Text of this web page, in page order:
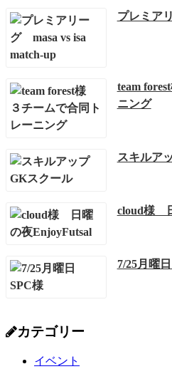
プレミア
team
ニング
スキルア
cloud様
7/25月曜
カテゴリー
イベント